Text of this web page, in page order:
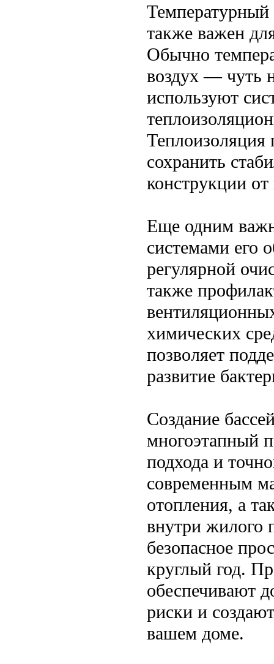
также важен
Обычно
воздух — чуть
используют
Теплоизоляция
сохранить
конструкции
Еще одним
системами его
регулярной
также
химических
позволяет
развитие
Создание
многоэтапный
подхода и
современным
отопления, а
внутри жилого
безопасное
круглый год.
обеспечивают
риски и
вашем доме.